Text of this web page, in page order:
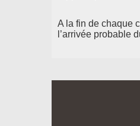
A la fin de chaque
l’arrivée probable